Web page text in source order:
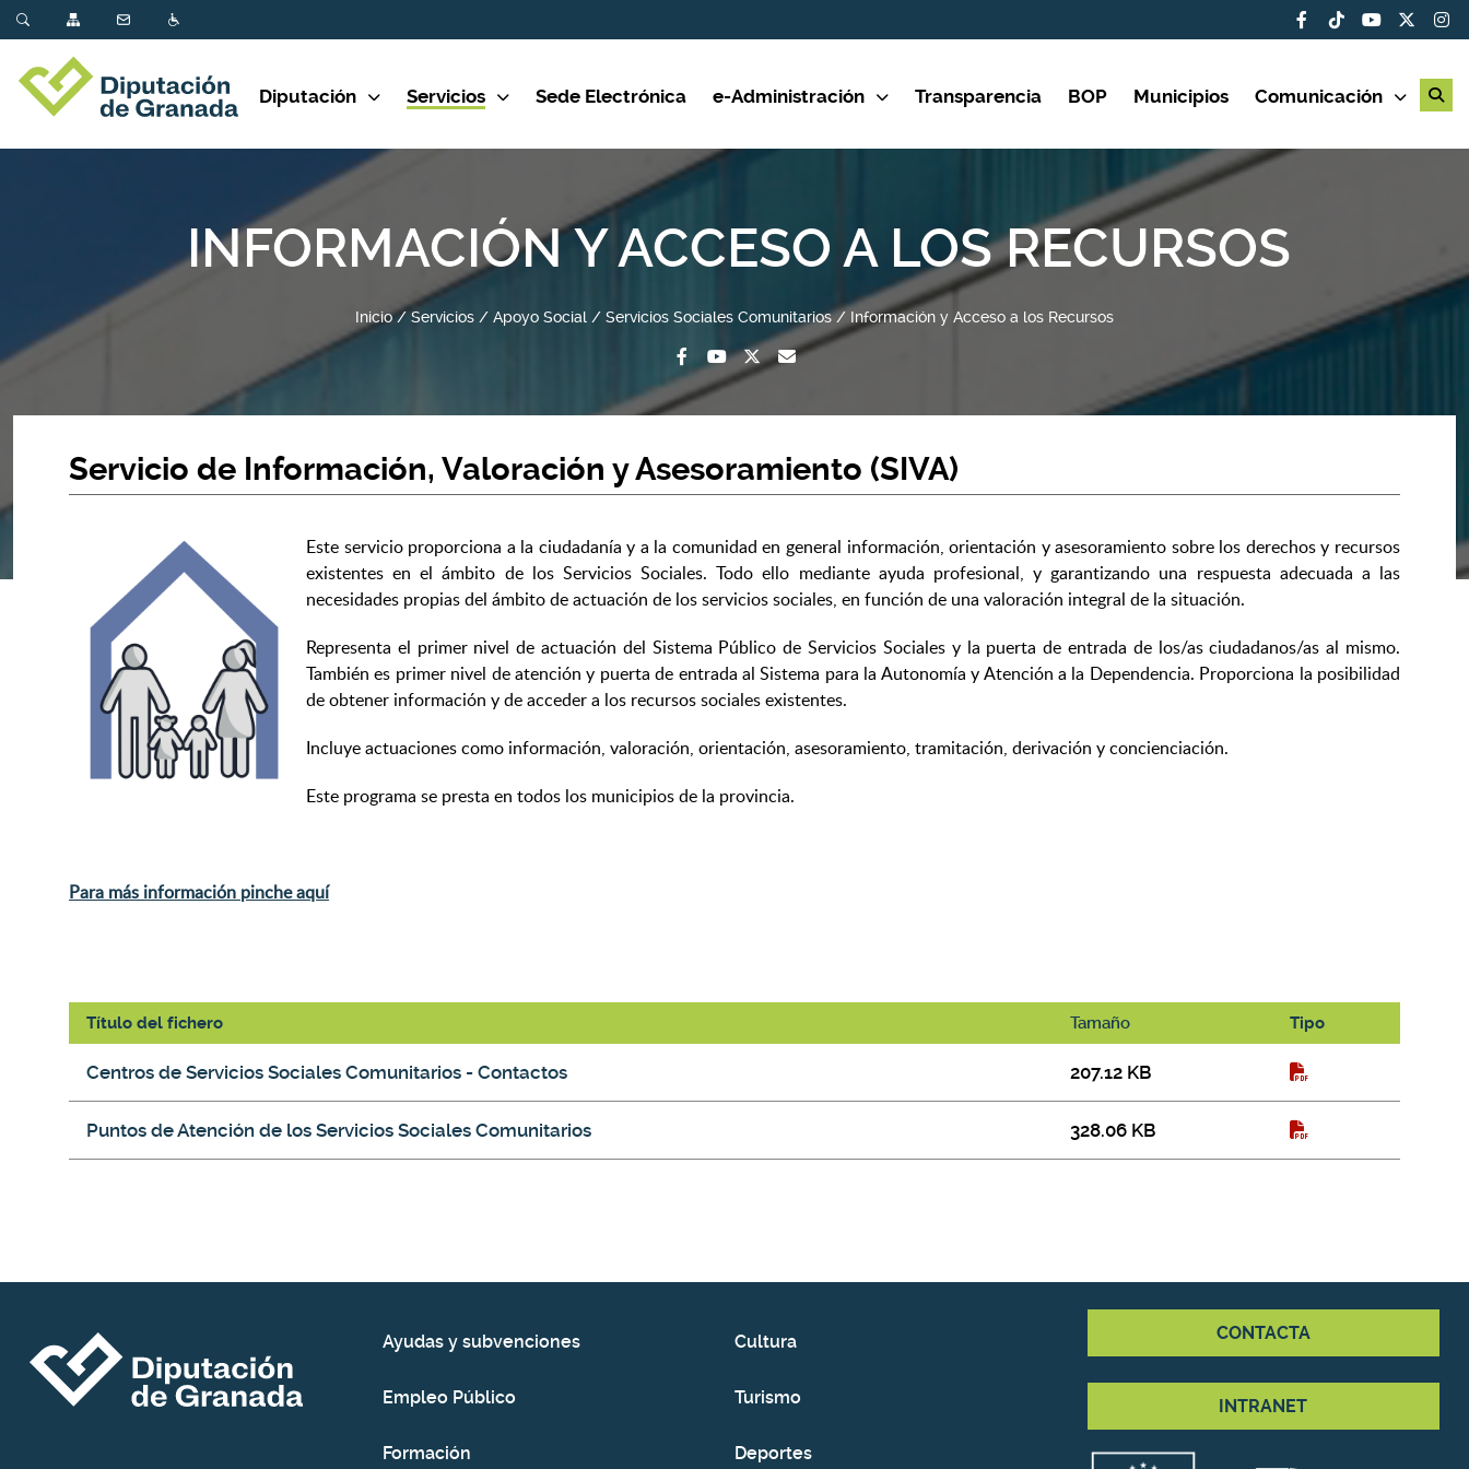
Diputación Servicios Sede Electrónica e-Administración Transparencia BOP Municipios Comunicación
INFORMACIÓN Y ACCESO A LOS RECURSOS
Inicio Servicios Apoyo Social Servicios Sociales Comunitarios Información y Acceso a los Recursos
Servicio de Información, Valoración y Asesoramiento (SIVA)
Este servicio proporciona a la ciudadanía y a la comunidad en general información, orientación y asesoramiento sobre los derechos y recursos
existentes en el ámbito de los Servicios Sociales. Todo ello mediante ayuda profesional, y garantizando una respuesta adecuada a las
necesidades propias del ámbito de actuación de los servicios sociales, en función de una valoración integral de la situación.
Representa el primer nivel de actuación del Sistema Público de Servicios Sociales y la puerta de entrada de los/as ciudadanos/as al mismo.
También es primer nivel de atención y puerta de entrada al Sistema para la Autonomía y Atención a la Dependencia. Proporciona la posibilidad
de obtener información y de acceder a los recursos sociales existentes.
Incluye actuaciones como información, valoración, orientación, asesoramiento, tramitación, derivación y concienciación.
Este programa se presta en todos los municipios de la provincia.
Para más información pinche aquí
Título del fichero Tamaño Tipo
Centros de Servicios Sociales Comunitarios - Contactos 207.12 KB
Puntos de Atención de los Servicios Sociales Comunitarios 328.06 KB
Ayudas y subvenciones
Empleo Público
Formación
Cultura
Turismo
Deportes
CONTACTA
INTRANET